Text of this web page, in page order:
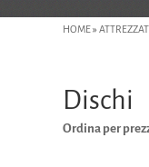
HOME»
Dischi
Ordina per